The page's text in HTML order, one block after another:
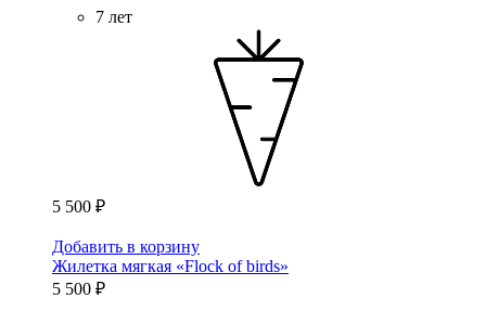
7 лет
5 500 ₽
Добавить в корзину
Жилетка мягкая «Flock of birds»
5 500 ₽